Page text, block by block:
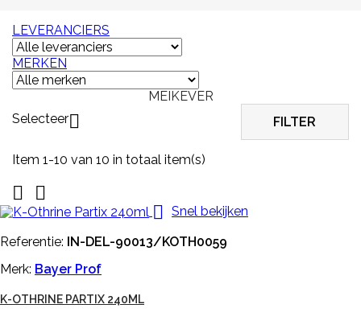
LEVERANCIERS
MERKEN
MEIKEVER
Selecteer FILTER
Item 1-10 van 10 in totaal item(s)


 Snel bekijken
Referentie: IN-DEL-90013/KOTH0059
Merk: Bayer Prof
K-OTHRINE PARTIX 240ML